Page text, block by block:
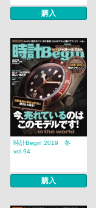
購入
時計Begin 2019 冬
vol.94
購入